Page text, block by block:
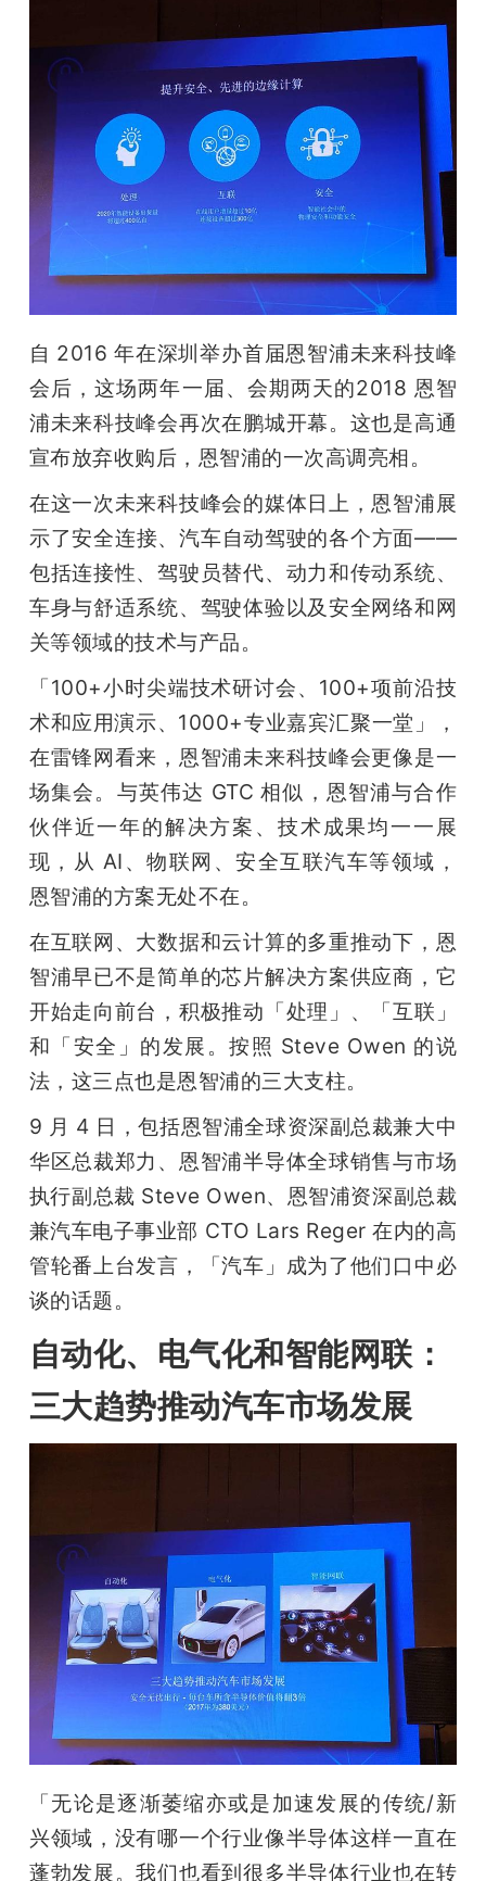
搞
自 2016 年在深圳举办首届恩智浦未来科技峰
会后，这场两年一届、会期两天的2018 恩智
浦未来科技峰会再次在鹏城开幕。这也是高通
宣布放弃收购后，恩智浦的一次高调亮相。
在这一次未来科技峰会的媒体日上，恩智浦展
示了安全连接、汽车自动驾驶的各个方面——
包括连接性、驾驶员替代、动力和传动系统、
车身与舒适系统、驾驶体验以及安全网络和网
关等领域的技术与产品。
「100+小时尖端技术研讨会、100+项前沿技
术和应用演示、1000+专业嘉宾汇聚一堂」，
在雷锋网看来，恩智浦未来科技峰会更像是一
场集会。与英伟达 GTC 相似，恩智浦与合作
伙伴近一年的解决方案、技术成果均一一展
现，从 AI、物联网、安全互联汽车等领域，
恩智浦的方案无处不在。
在互联网、大数据和云计算的多重推动下，恩
智浦早已不是简单的芯片解决方案供应商，它
开始走向前台，积极推动「处理」、「互联」
和「安全」的发展。按照 Steve Owen 的说
法，这三点也是恩智浦的三大支柱。
9 月 4 日，包括恩智浦全球资深副总裁兼大中
华区总裁郑力、恩智浦半导体全球销售与市场
执行副总裁 Steve Owen、恩智浦资深副总裁
兼汽车电子事业部 CTO Lars Reger 在内的高
管轮番上台发言，「汽车」成为了他们口中必
谈的话题。
自动化、电气化和智能网联：
三大趋势推动汽车市场发展
「无论是逐渐萎缩亦或是加速发展的传统/新
兴领域，没有哪一个行业像半导体这样一直在
蓬勃发展。我们也看到很多半导体行业也在转